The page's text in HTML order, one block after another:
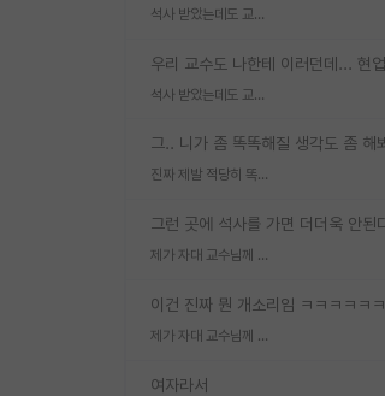
석사 받았는데도 교수랑 연락한다.
석사 받았는데도 교수랑 연락한다.
진짜 제발 적당히 똑똑한 박사과정이라도 위에 있었으면..
제가 자대 교수님께 무례하게 행동한 걸까요?
이건 진짜 뭔 개소리임 ㅋㅋㅋㅋㅋㅋ
제가 자대 교수님께 무례하게 행동한 걸까요?
여자라서